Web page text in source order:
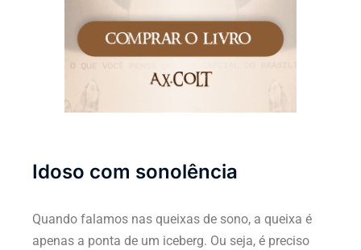
Idoso com sonolência
Quando falamos nas queixas de sono, a queixa é
apenas a ponta de um iceberg. Ou seja, é preciso